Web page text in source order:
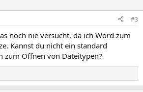
#3
noch nie versucht, da ich Word zum
Kannst du nicht ein standard
zum Öffnen von Dateitypen?